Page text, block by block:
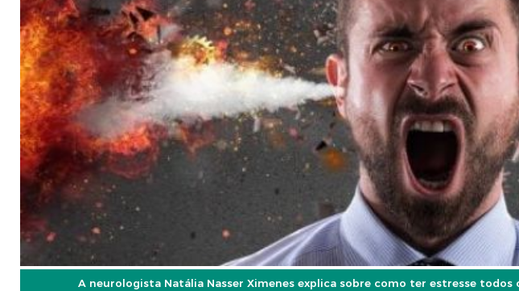
A neurologista Natália Nasser Ximenes explica sobre como ter estresse